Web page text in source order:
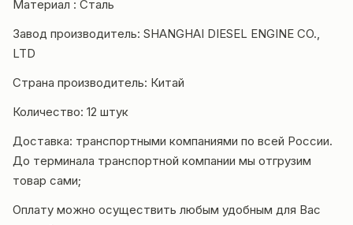
Материал : Сталь
Завод производитель: SHANGHAI DIESEL ENGINE CO.,
LTD
Страна производитель: Китай
Количество: 12 штук
Доставка: транспортными компаниями по всей России.
До терминала транспортной компании мы отгрузим
товар сами;
Оплату можно осуществить любым удобным для Вас